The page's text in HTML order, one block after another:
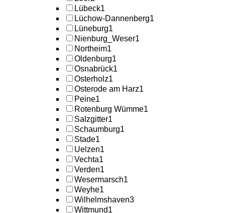
Lübeck1
Lüchow-Dannenberg1
Lüneburg1
Nienburg_Weser1
Northeim1
Oldenburg1
Osnabrück1
Osterholz1
Osterode am Harz1
Peine1
Rotenburg Wümme1
Salzgitter1
Schaumburg1
Stade1
Uelzen1
Vechta1
Verden1
Wesermarsch1
Weyhe1
Wilhelmshaven3
Wittmund1